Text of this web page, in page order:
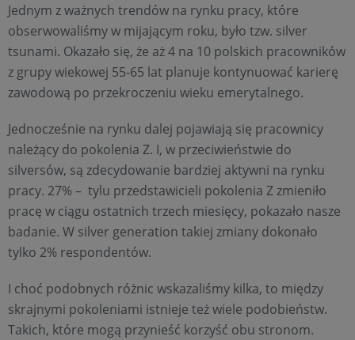
Jednym z ważnych trendów na rynku pracy, które
obserwowaliśmy w mijającym roku, było tzw. silver
tsunami. Okazało się, że aż 4 na 10 polskich pracowników
z grupy wiekowej 55-65 lat planuje kontynuować karierę
zawodową po przekroczeniu wieku emerytalnego.
Jednocześnie na rynku dalej pojawiają się pracownicy
należący do pokolenia Z. I, w przeciwieństwie do
silversów, są zdecydowanie bardziej aktywni na rynku
pracy. 27% – tylu przedstawicieli pokolenia Z zmieniło
pracę w ciągu ostatnich trzech miesięcy, pokazało nasze
badanie. W silver generation takiej zmiany dokonało
tylko 2% respondentów.
I choć podobnych różnic wskazaliśmy kilka, to między
skrajnymi pokoleniami istnieje też wiele podobieństw.
Takich, które mogą przynieść korzyść obu stronom.